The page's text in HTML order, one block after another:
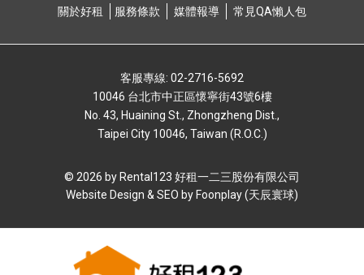
關於好租 服務條款 媒體報導 常⾒QA懶⼈包
客服專線: 02-2716-5692
10046 台北市中正區懷寧街43號6樓
No. 43, Huaining St., Zhongzheng Dist.,
Taipei City 10046, Taiwan (R.O.C.)
© 2026 by Rental123 好租⼀⼆三股份有限公司
Website Design & SEO by Foonplay (天辰寰球)